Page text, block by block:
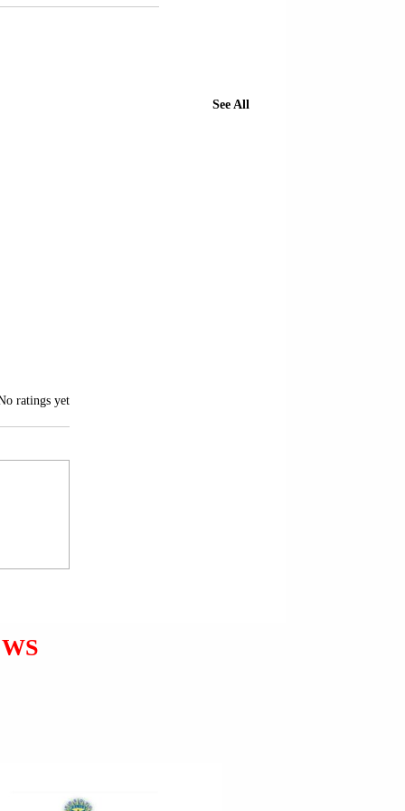
See All
5 stars.
ratings yet